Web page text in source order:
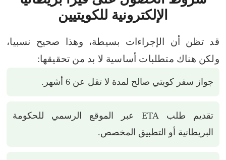
الإلكترونية للكويتيين
قد تظن أن الإجراءات بسيطة، وهذا صحيح نسبيا،
ولكن هناك متطلبات أساسية لا بد من تحقيقها:
جواز سفر كويتي صالح لمدة لا تقل عن 6 أشهر.
تقديم طلب ETA عبر الموقع الرسمي للحكومة
البريطانية أو التطبيق المخصص.